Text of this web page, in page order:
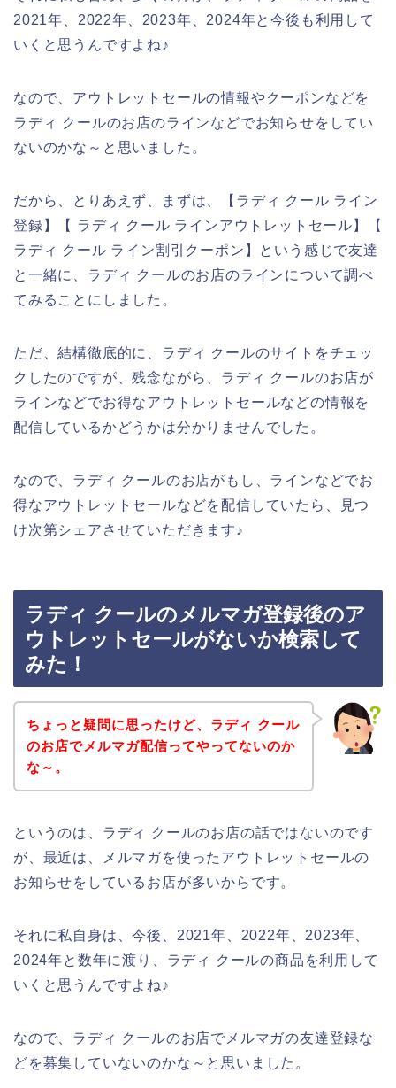
2021年、2022年、2023年、2024年と今後も利用して
いくと思うんですよね♪
なので、アウトレットセールの情報やクーポンなどを
ラディ クールのお店のラインなどでお知らせをしてい
ないのかな～と思いました。
だから、とりあえず、まずは、【ラディ クール ライン
登録】【 ラディ クール ラインアウトレットセール】【
ラディ クール ライン割引クーポン】という感じで友達
と一緒に、ラディ クールのお店のラインについて調べ
てみることにしました。
ただ、結構徹底的に、ラディ クールのサイトをチェッ
クしたのですが、残念ながら、ラディ クールのお店が
ラインなどでお得なアウトレットセールなどの情報を
配信しているかどうかは分かりませんでした。
なので、ラディ クールのお店がもし、ラインなどでお
得なアウトレットセールなどを配信していたら、見つ
け次第シェアさせていただきます♪
ラディ クールのメルマガ登録後のア
ウトレットセールがないか検索して
みた！
ちょっと疑問に思ったけど、ラディ クール
のお店でメルマガ配信ってやってないのか
な～。
というのは、ラディ クールのお店の話ではないのです
が、最近は、メルマガを使ったアウトレットセールの
お知らせをしているお店が多いからです。
それに私自身は、今後、2021年、2022年、2023年、
2024年と数年に渡り、ラディ クールの商品を利用して
いくと思うんですよね♪
なので、ラディ クールのお店でメルマガの友達登録な
どを募集していないのかな～と思いました。